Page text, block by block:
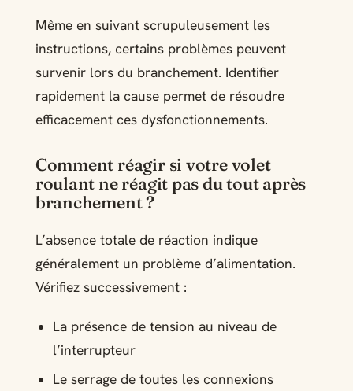
Même en suivant scrupuleusement les
instructions, certains problèmes peuvent
survenir lors du branchement. Identifier
rapidement la cause permet de résoudre
efficacement ces dysfonctionnements.
Comment réagir si votre volet
roulant ne réagit pas du tout après
branchement ?
L’absence totale de réaction indique
généralement un problème d’alimentation.
Vérifiez successivement :
La présence de tension au niveau de
l’interrupteur
Le serrage de toutes les connexions